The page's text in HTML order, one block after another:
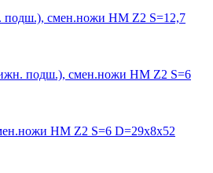
подш.), смен.ножи HM Z2 S=12,7
подш.), смен.ножи HM Z2 S=6
HM Z2 S=6 D=29x8x52